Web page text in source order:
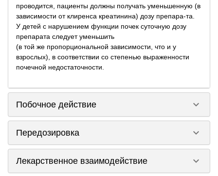
проводится, пациенты должны получать уменьшенную (в
зависимости от клиренса креатинина) дозу препара-та.
У детей с нарушением функции почек суточную дозу
препарата следует уменьшить
(в той же пропорциональной зависимости, что и у
взрослых), в соответствии со степенью выраженности
почечной недостаточности.
Побочное действие keyboard_arrow_down
Передозировка keyboard_arrow_down
Лекарственное взаимодействие keyboard_arrow_down